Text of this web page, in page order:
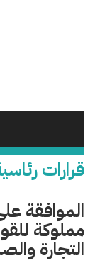
قرارات
الموافقة
مملوكة
التجارة